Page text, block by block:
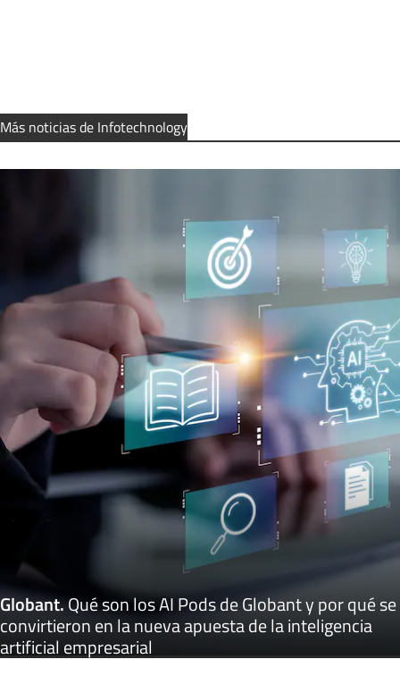
Más noticias de Infotechnology
Globant.Qué son los AI Pods de Globant y por qué se
convirtieron en la nueva apuesta de la inteligencia
artificial empresarial